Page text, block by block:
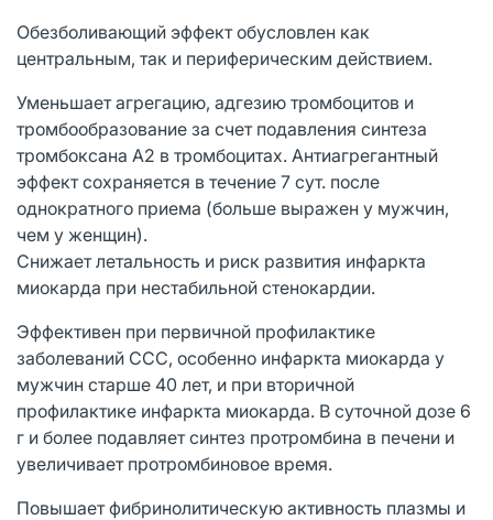
Обезболивающий эффект обусловлен как
центральным, так и периферическим действием.
Уменьшает агрегацию, адгезию тромбоцитов и
тромбообразование за счет подавления синтеза
тромбоксана А2 в тромбоцитах. Антиагрегантный
эффект сохраняется в течение 7 сут. после
однократного приема (больше выражен у мужчин,
чем у женщин).
Снижает летальность и риск развития инфаркта
миокарда при нестабильной стенокардии.
Эффективен при первичной профилактике
заболеваний ССС, особенно инфаркта миокарда у
мужчин старше 40 лет, и при вторичной
профилактике инфаркта миокарда. В суточной дозе 6
г и более подавляет синтез протромбина в печени и
увеличивает протромбиновое время.
Повышает фибринолитическую активность плазмы и